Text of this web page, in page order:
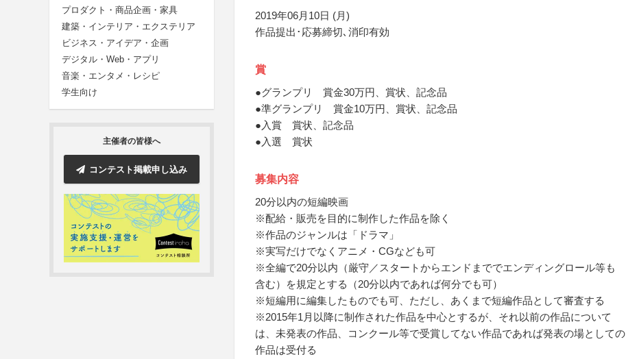
プロダクト・商品企画・家具
建築・インテリア・エクステリア
ビジネス・アイデア・企画
デジタル・Web・アプリ
音楽・エンタメ・レシピ
学生向け
主催者の皆様へ
コンテスト掲載申し込み
2019年06月10日 (月)
作品提出･応募締切､消印有効
賞
●グランプリ 賞金30万円、賞状、記念品
●準グランプリ 賞金10万円、賞状、記念品
●入賞 賞状、記念品
●入選 賞状
募集内容
20分以内の短編映画
※配給・販売を目的に制作した作品を除く
※作品のジャンルは「ドラマ」
※実写だけでなくアニメ・CGなども可
※全編で20分以内（厳守／スタートからエンドまででエンディングロール等も
含む）を規定とする（20分以内であれば何分でも可）
※短編用に編集したものでも可、ただし、あくまで短編作品として審査する
※2015年1月以降に制作された作品を中心とするが、それ以前の作品について
は、未発表の作品、コンクール等で受賞してない作品であれば発表の場としての
作品は受付る